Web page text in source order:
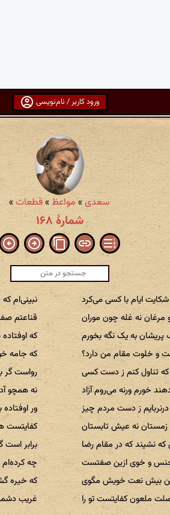
ورود کاربر / نام‌نویسی
سعدی» مواعظ»قطعات »
شمارهٔ ۱۶۸
ایام با کسی می‌کرد
نبینی‌ام
مرغان نه غله چون موران
قناعتم
پریشان به یک نگه بخورم
که
و خلوت مقام من دارد؟
که جامه
که تناول کنم ز دست کسی
رواست گر
خورم ورنه می‌روم آزاد
نه همچو
ز دست مردم چیز
ور اوفتاده
زمستان نه عیش تابستان
کفایتست
نشیند که در مقام رضا
برابر
جنس و خوی ازین صفتست
چه
بیش نعت خویش مگوی
که خیره
ملعون کفایتست تو را
غریب